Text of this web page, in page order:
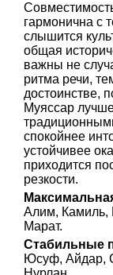
гармонична с
слышится
общая
важны не
ритма речи,
достоинстве,
Муяссар
спокойнее
устойчивее
приходится
резкости.
Алим, Камиль,
Марат.
Стабильные
Юсуф, Айдар,